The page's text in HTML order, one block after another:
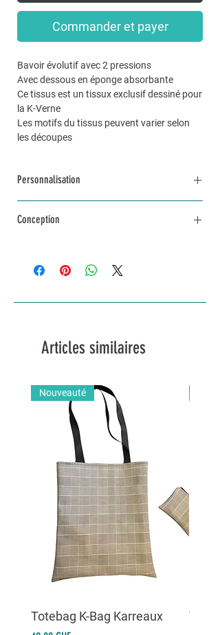
Commander et payer
Bavoir évolutif avec 2 pressions
Avec dessous en éponge absorbante
Ce tissus est un tissux exclusif dessiné pour
la K-Verne
Les motifs du tissus peuvent varier selon
les découpes
Personnalisation
et sur mesure, n’hésitez pas à me contacter
Conception
Articles similaires
Nouveauté
Totebag K-Bag Karreaux